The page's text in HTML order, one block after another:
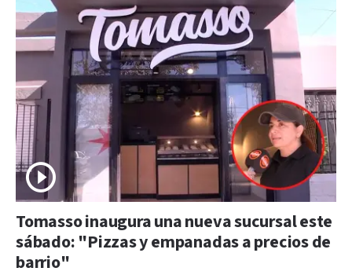
Tomasso inaugura una nueva sucursal este
sábado: "Pizzas y empanadas a precios de
barrio"